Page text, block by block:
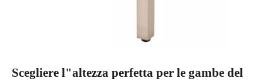
Scegliere l"altezza perfetta per le gambe del